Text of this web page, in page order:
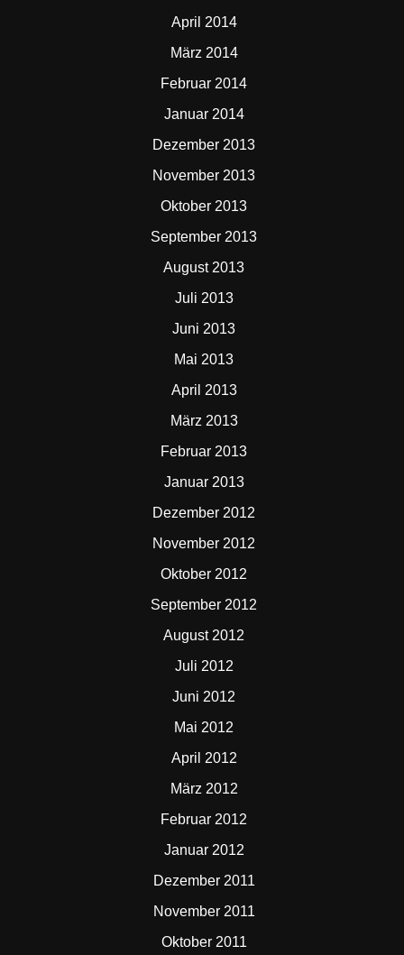
April 2014
März 2014
Februar 2014
Januar 2014
Dezember 2013
November 2013
Oktober 2013
September 2013
August 2013
Juli 2013
Juni 2013
Mai 2013
April 2013
März 2013
Februar 2013
Januar 2013
Dezember 2012
November 2012
Oktober 2012
September 2012
August 2012
Juli 2012
Juni 2012
Mai 2012
April 2012
März 2012
Februar 2012
Januar 2012
Dezember 2011
November 2011
Oktober 2011